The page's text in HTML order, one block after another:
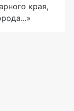
края,